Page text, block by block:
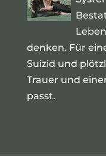
denken. Für
Suizid und
Trauer und
passt.